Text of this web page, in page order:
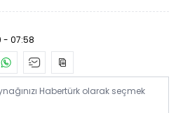
- 07:58
Habertürk olarak seçmek